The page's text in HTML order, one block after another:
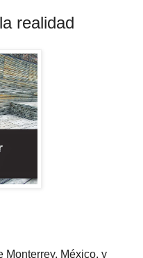
realidad
Monterrey, México, y